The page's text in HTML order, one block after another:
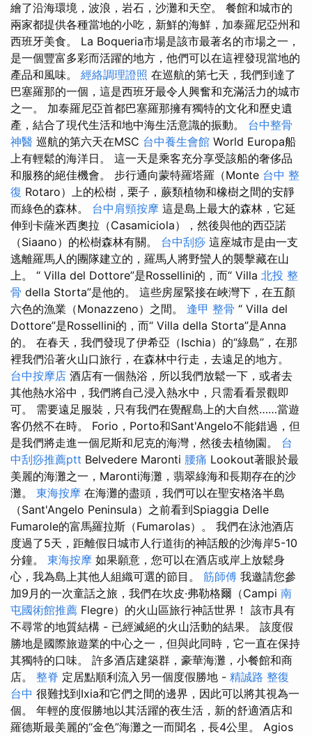
繪了沿海環境，波浪，岩石，沙灘和天空。 餐館和城市的
兩家都提供各種當地的小吃，新鮮的海鮮，加泰羅尼亞州和
西班牙美食。 La Boqueria市場是該市最著名的市場之一，
是一個豐富多彩而活躍的地方，他們可以在這裡發現當地的
產品和風味。 經絡調理證照 在巡航的第七天，我們到達了
巴塞羅那的一個，這是西班牙最令人興奮和充滿活力的城市
之一。 加泰羅尼亞首都巴塞羅那擁有獨特的文化和歷史遺
產，結合了現代生活和地中海生活意識的振動。 台中整骨
神醫 巡航的第六天在MSC 台中養生會館 World Europa船
上有輕鬆的海洋日。 這一天是乘客充分享受該船的奢侈品
和服務的絕佳機會。 步行通向蒙特羅塔羅（Monte 台中 整
復 Rotaro）上的松樹，栗子，蕨類植物和橡樹之間的安靜
而綠色的森林。 台中肩頸按摩 這是島上最大的森林，它延
伸到卡薩米西奧拉（Casamiciola），然後與他的西亞諾
（Siaano）的松樹森林有關。 台中刮痧 這座城市是由一支
逃離羅馬人的團隊建立的，羅馬人將野蠻人的襲擊藏在山
上。 “ Villa del Dottore”是Rossellini的，而“ Villa 北投 整
骨 della Storta”是他的。 這些房屋緊接在峽灣下，在五顏
六色的漁業（Monazzeno）之間。 逢甲 整骨 “ Villa del
Dottore”是Rossellini的，而“ Villa della Storta”是Anna
的。 在春天，我們發現了伊希亞（Ischia）的“綠島”，在那
裡我們沿著火山口旅行，在森林中行走，去遠足的地方。
台中按摩店 酒店有一個熱浴，所以我們放鬆一下，或者去
其他熱水浴中，我們將自己浸入熱水中，只需看看景觀即
可。 需要遠足服裝，只有我們在覺醒島上的大自然……當遊
客仍然不在時。 Forio，Porto和Sant'Angelo不能錯過，但
是我們將走進一個尼斯和尼克的海灣，然後去植物園。 台
中刮痧推薦ptt Belvedere Maronti 腰痛 Lookout著眼於最
美麗的海灘之一，Maronti海灘，翡翠綠海和長期存在的沙
灘。 東海按摩 在海灘的盡頭，我們可以在聖安格洛半島
（Sant'Angelo Peninsula）之前看到Spiaggia Delle
Fumarole的富馬羅拉斯（Fumarolas）。 我們在泳池酒店
度過了5天，距離假日城市人行道街的神話般的沙海岸5-10
分鐘。 東海按摩 如果願意，您可以在酒店或岸上放鬆身
心，我為島上其他人組織可選的節目。 筋師傅 我邀請您參
加9月的一次童話之旅，我們在坎皮·弗勒格爾（Campi 南
屯國術館推薦 Flegre）的火山區旅行神話世界！ 該市具有
不尋常的地質結構 - 已經滅絕的火山活動的結果。 該度假
勝地是國際旅遊業的中心之一，但與此同時，它一直在保持
其獨特的口味。 許多酒店建築群，豪華海灘，小餐館和商
店。 整脊 定居點順利流入另一個度假勝地 - 精誠路 整復
台中 很難找到Ixia和它們之間的邊界，因此可以將其視為一
個。 年輕的度假勝地以其活躍的夜生活，新的舒適酒店和
羅德斯最美麗的“金色”海灘之一而聞名，長4公里。 Agios